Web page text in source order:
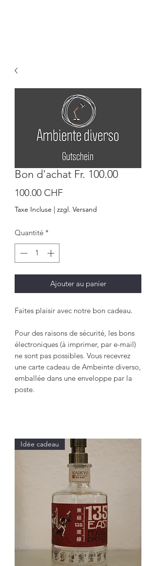
Bon d'achat Fr. 100.00
100.00 CHFPrix
Taxe Incluse | zzgl. Versand
Quantité *
Ajouter au panier
Faites plaisir avec notre bon cadeau.
Pour des raisons de sécurité, les bons
électroniques (à imprimer, par e-mail)
ne sont pas possibles. Vous recevrez
une carte cadeau de Ambeinte diverso,
emballée dans une enveloppe par la
poste.
Idée cadeau